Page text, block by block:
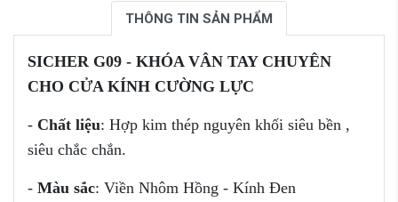
THÔNG TIN SẢN PHẨM
SICHER G09 - KHÓA VÂN TAY CHUYÊN
CHO CỬA KÍNH CƯỜNG LỰC
- Chất liệu: Hợp kim thép nguyên khối siêu bền ,
siêu chắc chắn.
- Màu sắc: Viền Nhôm Hồng - Kính Đen